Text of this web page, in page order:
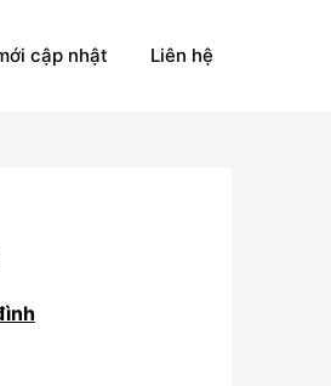
cập nhật Liên hệ